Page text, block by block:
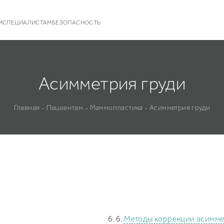
СПЕЦИАЛИСТАМБЕЗОПАСНОСТЬ
Асимметрия груди
Главная - Пациентам - Маммопластика - Асимметрия груди
Методы коррекции